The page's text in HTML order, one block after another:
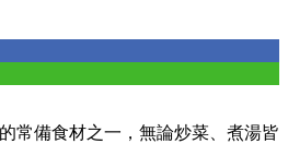
常備食材之一，無論炒菜、煮湯皆